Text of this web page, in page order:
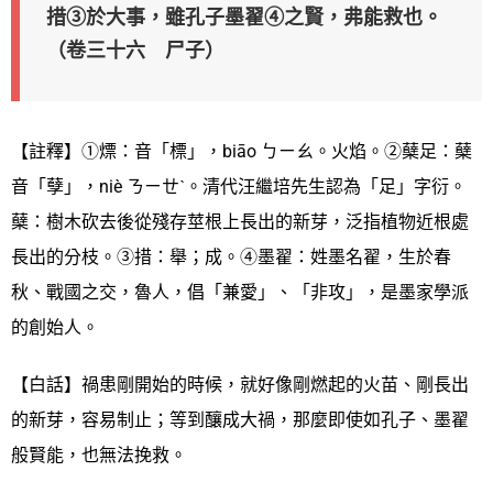
措③於大事，雖孔子墨翟④之賢，弗能救也。
（卷三十六 尸子）
【註釋】①熛：音「標」，biāo ㄅㄧㄠ。火焰。②蘖足：蘖
音「孽」，niè ㄋㄧㄝˋ。清代汪繼培先生認為「足」字衍。
蘖：樹木砍去後從殘存莖根上長出的新芽，泛指植物近根處
長出的分枝。③措：舉；成。④墨翟：姓墨名翟，生於春
秋、戰國之交，魯人，倡「兼愛」、「非攻」，是墨家學派
的創始人。
【白話】禍患剛開始的時候，就好像剛燃起的火苗、剛長出
的新芽，容易制止；等到釀成大禍，那麼即使如孔子、墨翟
般賢能，也無法挽救。